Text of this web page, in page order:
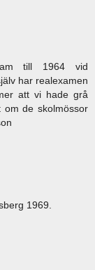
till 1964 vid
har realexamen
att vi hade grå
om de skolmössor
1969.